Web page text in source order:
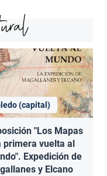
(capital)
"Los Mapas
primera vuelta al
Expedición de
y Elcano